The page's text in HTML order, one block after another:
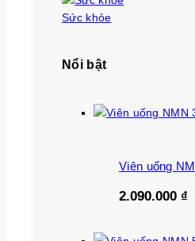
Sức khỏe
Nổi bật
Viên uống
2.090.000 ₫